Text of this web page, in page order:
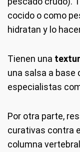
cocido o como
hidratan y lo
Tienen una
una salsa a base
especialistas
Por otra parte,
curativas contra
columna